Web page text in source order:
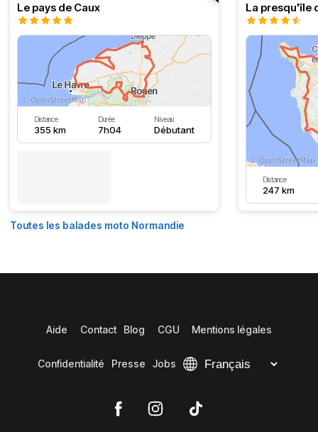
Le pays de Caux
Distance
355 km
Durée
7h04
Niveau
Débutant
La presqu'île
Distance
247 km
Toutes les balades moto Normandie
Aide Contact Blog CGU Mentions légales
Confidentialité Presse Jobs